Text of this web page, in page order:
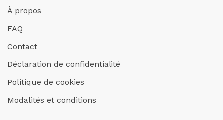
À propos
FAQ
Contact
Déclaration de confidentialité
Politique de cookies
Modalités et conditions